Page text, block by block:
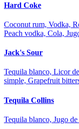
Hard Coke
Coconut rum, Vodka,
Peach vodka, Cola,
Jack's Sour
Tequila blanco, Licor
simple, Grapefruit
Tequila Collins
Tequila blanco, Jugo